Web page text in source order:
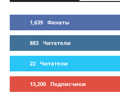
1,639 Фанаты
883 Читатели
22 Читатели
13,200 Подписчики